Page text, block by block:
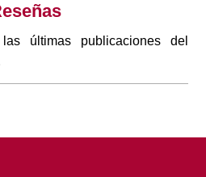
últimas publicaciones del